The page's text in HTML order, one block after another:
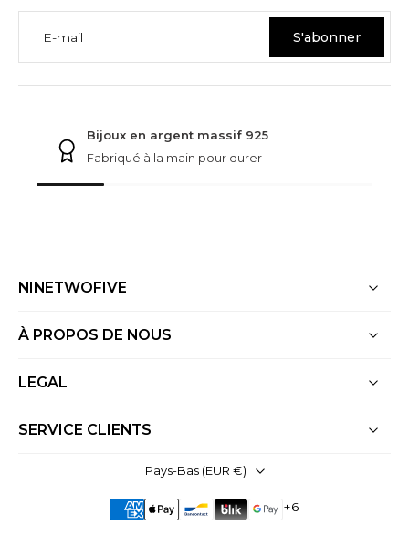
E-mail S'abonner
Bijoux en argent massif 925
Fabriqué à la main pour durer
NINETWOFIVE
À PROPOS DE NOUS
LEGAL
SERVICE CLIENTS
Pays-Bas ‎(EUR €)‎